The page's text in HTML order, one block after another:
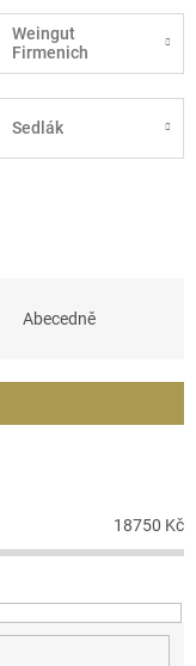
Weingut
Firmenich
Sedlák
Abecedně
18750 Kč